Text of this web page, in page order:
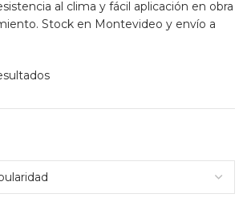
al clima y fácil aplicación en obra
Stock en Montevideo y envío a